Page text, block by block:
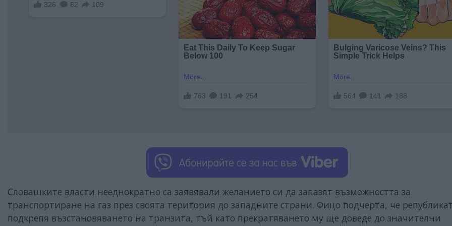
Словашките власти нееднократно са заявявали желанието си да запазят възможността за
транспортиране на газ през своята територия до западните страни. Фицо подчерта, че
подкрепя възстановяването на транзита, тъй като прекратяването му ще доведе до значителни